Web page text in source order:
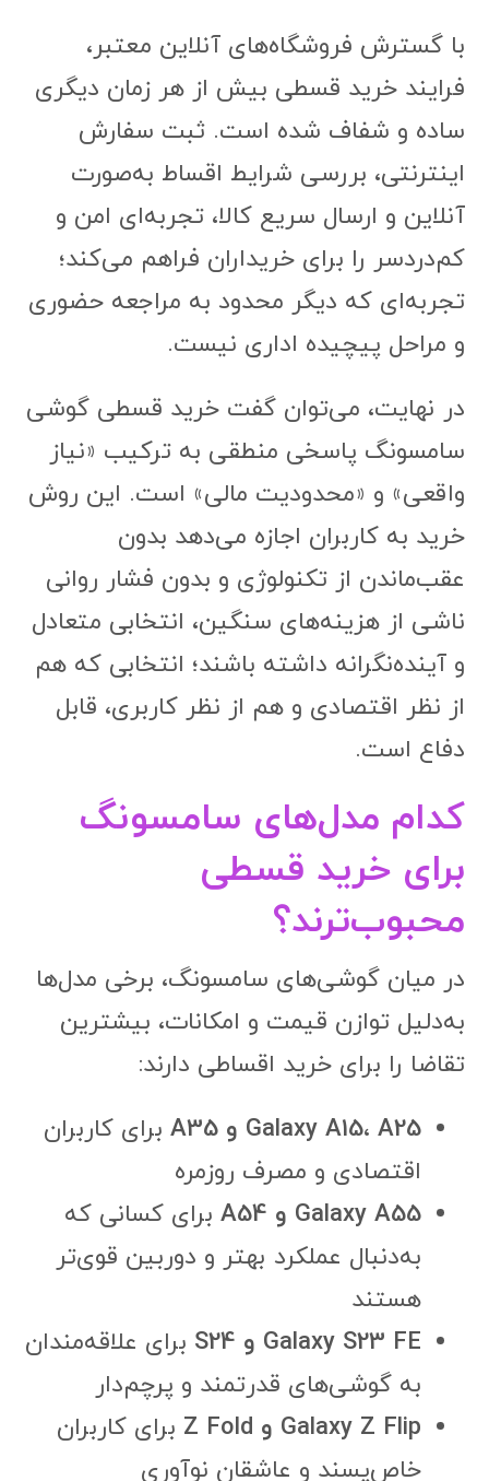
با گسترش فروشگاه‌های آنلاین معتبر،
فرایند خرید قسطی بیش از هر زمان دیگری
ساده و شفاف شده است. ثبت سفارش
اینترنتی، بررسی شرایط اقساط به‌صورت
آنلاین و ارسال سریع کالا، تجربه‌ای امن و
کم‌دردسر را برای خریداران فراهم می‌کند؛
تجربه‌ای که دیگر محدود به مراجعه حضوری
و مراحل پیچیده اداری نیست.
در نهایت، می‌توان گفت خرید قسطی گوشی
سامسونگ پاسخی منطقی به ترکیب «نیاز
واقعی» و «محدودیت مالی» است. این روش
خرید به کاربران اجازه می‌دهد بدون
عقب‌ماندن از تکنولوژی و بدون فشار روانی
ناشی از هزینه‌های سنگین، انتخابی متعادل
و آینده‌نگرانه داشته باشند؛ انتخابی که هم
از نظر اقتصادی و هم از نظر کاربری، قابل
دفاع است.
کدام مدل‌های سامسونگ
برای خرید قسطی
محبوب‌ترند؟
در میان گوشی‌های سامسونگ، برخی مدل‌ها
به‌دلیل توازن قیمت و امکانات، بیشترین
تقاضا را برای خرید اقساطی دارند:
Galaxy A15، A25 و A35
برای کاربران
اقتصادی و مصرف روزمره
Galaxy A55 و A54
برای کسانی که
به‌دنبال عملکرد بهتر و دوربین قوی‌تر
هستند
Galaxy S23 FE و S24
برای علاقه‌مندان
به گوشی‌های قدرتمند و پرچم‌دار
Galaxy Z Flip و Z Fold
برای کاربران
خاص‌پسند و عاشقان نوآوری